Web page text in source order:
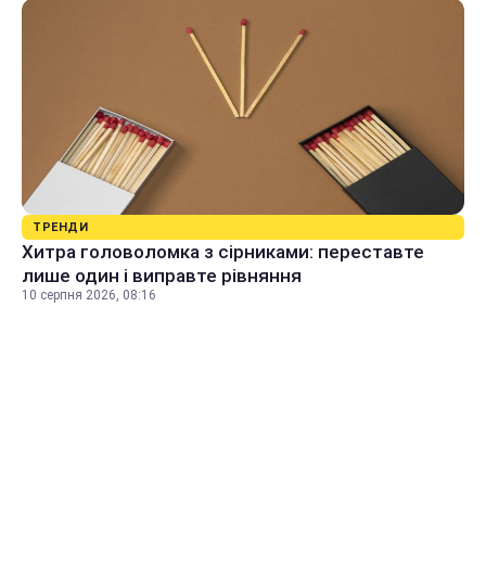
ТРЕНДИ
Хитра головоломка з сірниками: переставте
лише один і виправте рівняння
10 серпня 2026, 08:16